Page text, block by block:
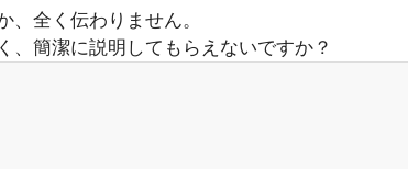
、全く伝わりません。
、簡潔に説明してもらえないですか？